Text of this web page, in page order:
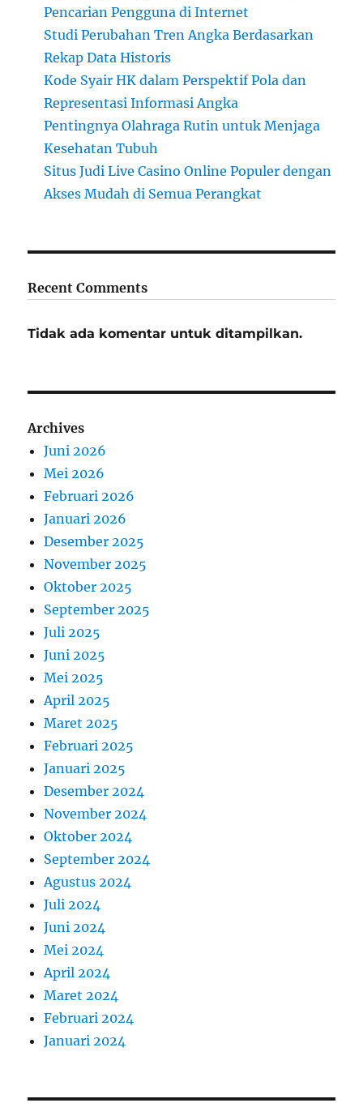
Pencarian Pengguna di Internet
Studi Perubahan Tren Angka Berdasarkan
Rekap Data Historis
Kode Syair HK dalam Perspektif Pola dan
Representasi Informasi Angka
Pentingnya Olahraga Rutin untuk Menjaga
Kesehatan Tubuh
Situs Judi Live Casino Online Populer dengan
Akses Mudah di Semua Perangkat
Recent Comments
Tidak ada komentar untuk ditampilkan.
Archives
Juni 2026
Mei 2026
Februari 2026
Januari 2026
Desember 2025
November 2025
Oktober 2025
September 2025
Juli 2025
Juni 2025
Mei 2025
April 2025
Maret 2025
Februari 2025
Januari 2025
Desember 2024
November 2024
Oktober 2024
September 2024
Agustus 2024
Juli 2024
Juni 2024
Mei 2024
April 2024
Maret 2024
Februari 2024
Januari 2024